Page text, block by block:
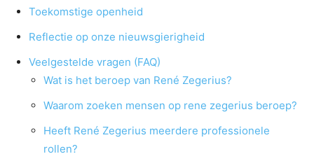
Toekomstige openheid
Reflectie op onze nieuwsgierigheid
Veelgestelde vragen (FAQ)
Wat is het beroep van René Zegerius?
Waarom zoeken mensen op rene zegerius beroep?
Heeft René Zegerius meerdere professionele
rollen?